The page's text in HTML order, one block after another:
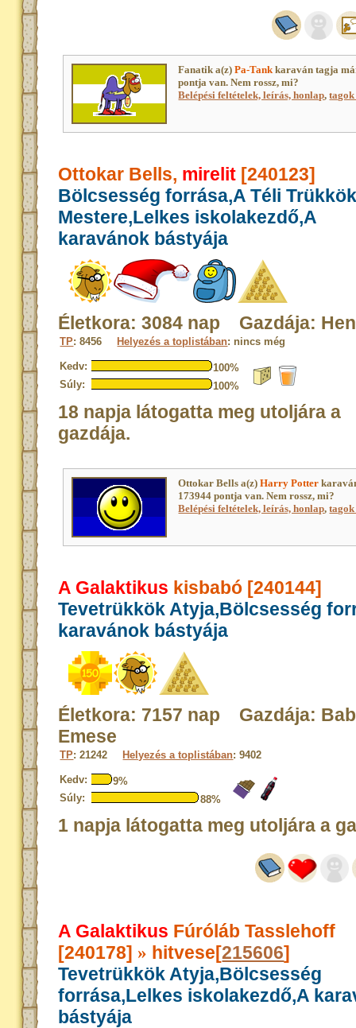
Fanatik a(z)Pa-Tankkaraván tagja
pontja van. Nem rossz, mi?
Belépési feltételek, leírás, honlap,
Ottokar Bells, mirelit [240123]
Bölcsesség forrása,A Téli
Mestere,Lelkes iskolakezdő,A
karavánok bástyája
Életkora: 3084 nap Gazdája:
TP: 8456 Helyezés a toplistában: nincs még
Kedv:
100%
Súly:
100%
18 napja látogatta meg utoljára a
gazdája.
Ottokar Bells a(z)Harry Potter
173944 pontja van. Nem rossz, mi?
Belépési feltételek, leírás, honlap,
A Galaktikus kisbabó [240144]
Tevetrükkök Atyja,Bölcsesség
karavánok bástyája
Életkora: 7157 nap Gazdája:
Emese
TP: 21242 Helyezés a toplistában: 9402
Kedv:
9%
Súly:
88%
1 napja látogatta meg utoljára a
A Galaktikus Fúróláb Tasslehoff
[240178] » hitvese[215606]
Tevetrükkök Atyja,Bölcsesség
forrása,Lelkes iskolakezdő,A
bástyája